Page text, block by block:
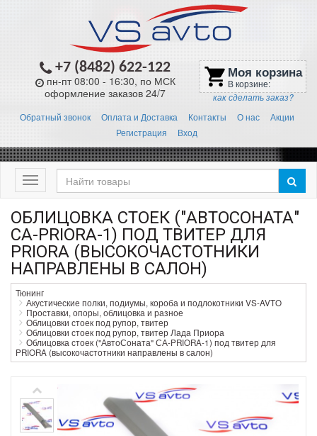
+7 (8482) 622-122
пн-пт 08:00 - 16:30, по МСК
оформление заказов 24/7
shopping_cart Моя корзина
В корзине:
как сделать заказ?
Обратный звонок Оплата и Доставка Контакты О нас
Акции
Регистрация
Вход
Меню
ОБЛИЦОВКА СТОЕК ("АВТОСОНАТА"
СА-PRIORA-1) ПОД ТВИТЕР ДЛЯ
PRIORA (ВЫСОКОЧАСТОТНИКИ
НАПРАВЛЕНЫ В САЛОН)
Тюнинг
Акустические полки, подиумы, короба и подлокотники VS-AVTO
Проставки, опоры, облицовка и разное
Облицовки стоек под рупор, твитер
Облицовки стоек под рупор, твитер Лада Приора
Облицовка стоек ("АвтоСоната" СА-PRIORA-1) под твитер для
PRIORA (высокочастотники направлены в салон)